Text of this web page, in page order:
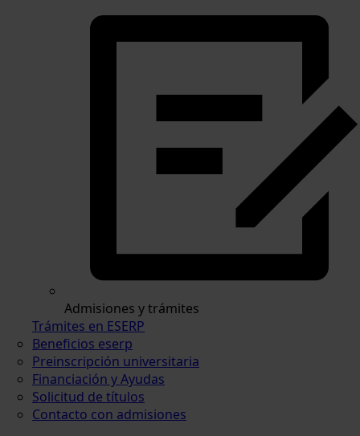
Admisiones y trámites
Trámites en ESERP
Beneficios eserp
Preinscripción universitaria
Financiación y Ayudas
Solicitud de títulos
Contacto con admisiones